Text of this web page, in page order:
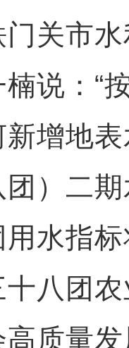
市水
说：“
新增地
）二
用水指
八团
高质量